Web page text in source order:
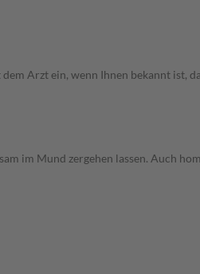
Arzt ein, wenn Ihnen bekannt ist,
im Mund zergehen lassen. Auch